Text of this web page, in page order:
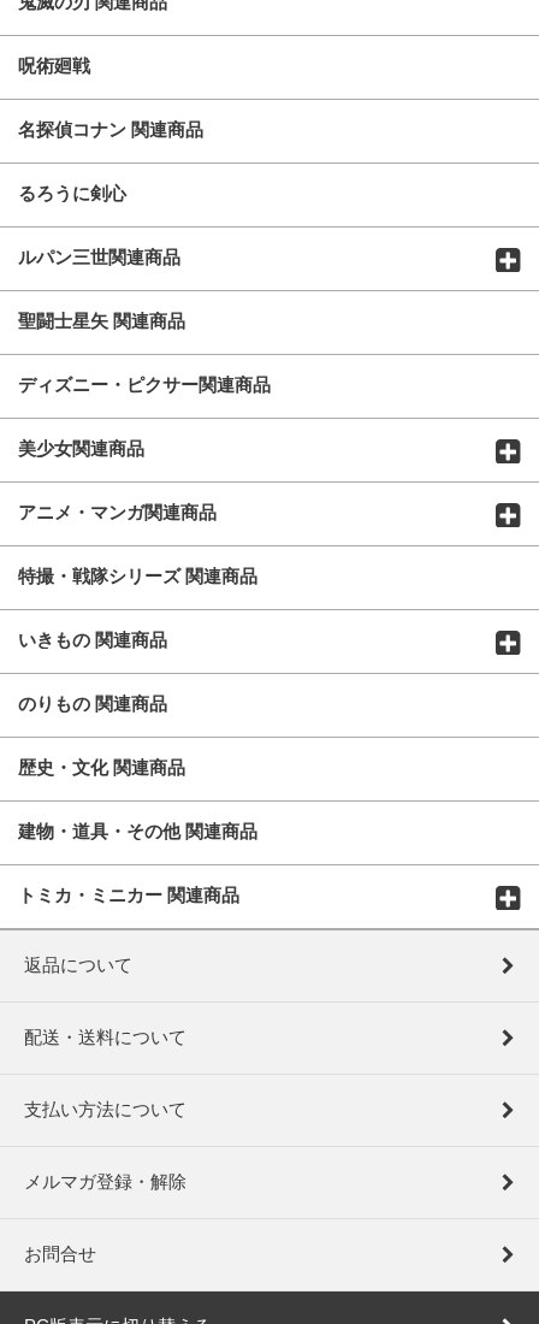
呪術廻戦
名探偵コナン 関連商品
るろうに剣心
ルパン三世関連商品
聖闘士星矢 関連商品
ディズニー・ピクサー関連商品
美少女関連商品
アニメ・マンガ関連商品
特撮・戦隊シリーズ 関連商品
いきもの 関連商品
のりもの 関連商品
歴史・文化 関連商品
建物・道具・その他 関連商品
トミカ・ミニカー 関連商品
返品について
配送・送料について
支払い方法について
メルマガ登録・解除
お問合せ